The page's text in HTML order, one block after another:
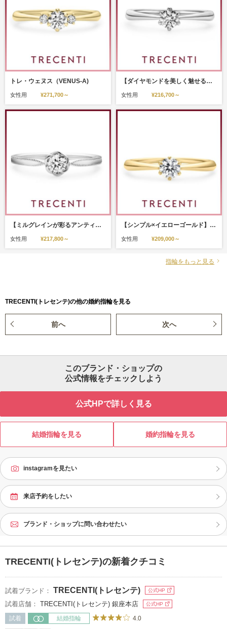
トレ・ウェヌス（VENUS-A)
女性用 ¥271,700～
【ダイヤモンドを美しく魅せるセッティング】ウェヌス（VENUS-NA)
女性用 ¥216,700～
【ミルグレインが彩るアンティーク風リング】ジプソフィラ（FLO-6M）
女性用 ¥217,800～
【シンプル×イエローゴールド】チポーラ（CIPOLLA-A)
女性用 ¥209,000～
指輪をもっと見る
TRECENTI(トレセンテ)の他の婚約指輪を見る
前へ 次へ
このブランド・ショップの
公式情報をチェックしよう
公式HPで詳しく見る
結婚指輪を見る 婚約指輪を見る
instagramを見たい
来店予約をしたい
ブランド・ショップに問い合わせたい
TRECENTI(トレセンテ)の新着クチコミ
試着ブランド： TRECENTI(トレセンテ) 公式HP
試着店舗： TRECENTI(トレセンテ) 銀座本店 公式HP
試着 結婚指輪 4.0